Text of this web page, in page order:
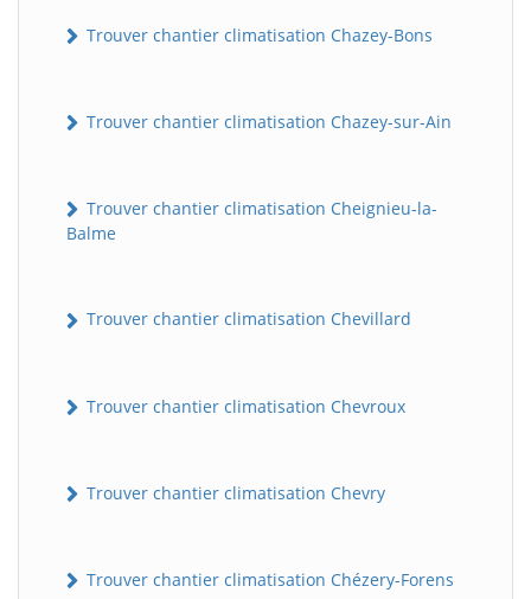
Trouver chantier climatisation Chazey-Bons
Trouver chantier climatisation Chazey-sur-Ain
Trouver chantier climatisation Cheignieu-la-
Balme
Trouver chantier climatisation Chevillard
Trouver chantier climatisation Chevroux
Trouver chantier climatisation Chevry
Trouver chantier climatisation Chézery-Forens